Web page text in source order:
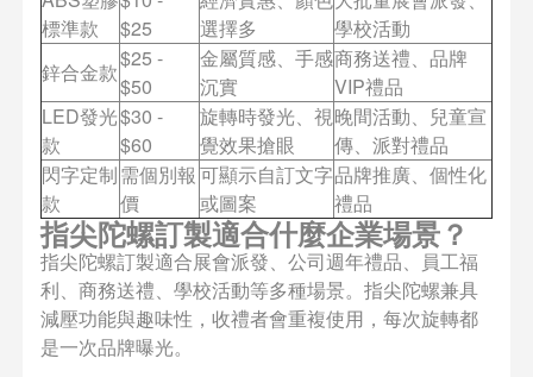
標準款
$25
選擇多
學校活動
鋅合金款
$25 -
$50
金屬質感、手感
沉實
商務送禮、品牌
VIP禮品
LED發光
款
$30 -
$60
旋轉時發光、視
覺效果搶眼
晚間活動、兒童宣
傳、派對禮品
閃字定制
款
需個別報
價
可顯示自訂文字
或圖案
品牌推廣、個性化
禮品
指尖陀螺訂製適合什麼企業場景？
指尖陀螺訂製適合展會派發、公司週年禮品、員工福
利、商務送禮、學校活動等多種場景。指尖陀螺兼具
減壓功能與趣味性，收禮者會重複使用，每次旋轉都
是一次品牌曝光。